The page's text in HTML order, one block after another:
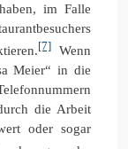
im Falle
[7]Wenn
Meier“ in die
die Arbeit
oder sogar